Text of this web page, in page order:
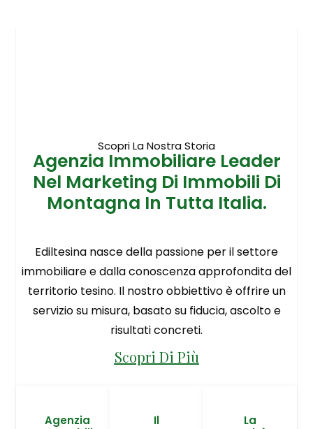
Scopri La Nostra Storia
Agenzia Immobiliare Leader
Nel Marketing Di Immobili Di
Montagna In Tutta Italia.
Ediltesina nasce della passione per il settore
immobiliare e dalla conoscenza approfondita del
territorio tesino. Il nostro obbiettivo è offrire un
servizio su misura, basato su fiducia, ascolto e
risultati concreti.
Scopri Di Più
Agenzia
Il
La